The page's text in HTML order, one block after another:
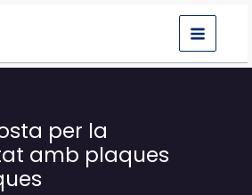
per la
amb plaques